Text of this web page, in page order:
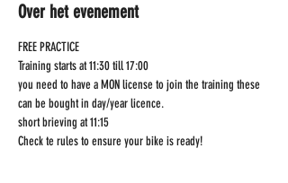
Over het evenement
FREE PRACTICE
Training starts at 11:30 till 17:00
you need to have a MON license to join the training these
can be bought in day/year licence.
short brieving at 11:15
Check te rules to ensure your bike is ready!